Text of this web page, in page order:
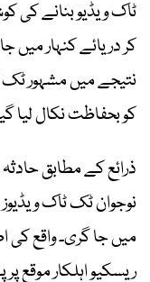
ٹاک ویڈیو بنانے کی
کر دریائے کنہار میں
نتیجے میں مشہور ٹک
کو بحفاظت نکال لیا
ذرائع کے مطابق
نوجوان ٹک ٹاک
میں جا گری۔ واقع کی
ریسکیو اہلکار موقع